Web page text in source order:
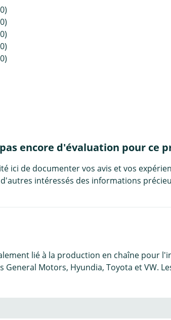
encore d'évaluation pour ce
ici de documenter vos avis et vos
intéressés des informations
lié à la production en chaîne pour
Motors, Hyundia, Toyota et VW.